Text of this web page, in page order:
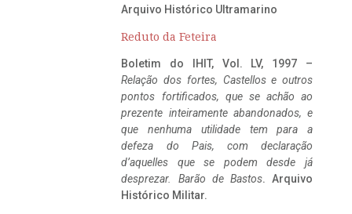
Arquivo Histórico Ultramarino
Reduto da Feteira
Boletim do IHIT, Vol. LV, 1997 –
Relação dos fortes, Castellos e outros
pontos fortificados, que se achão ao
prezente inteiramente abandonados, e
que nenhuma utilidade tem para a
defeza do Pais, com declaração
d’aquelles que se podem desde já
desprezar. Barão de Bastos. Arquivo
Histórico Militar.